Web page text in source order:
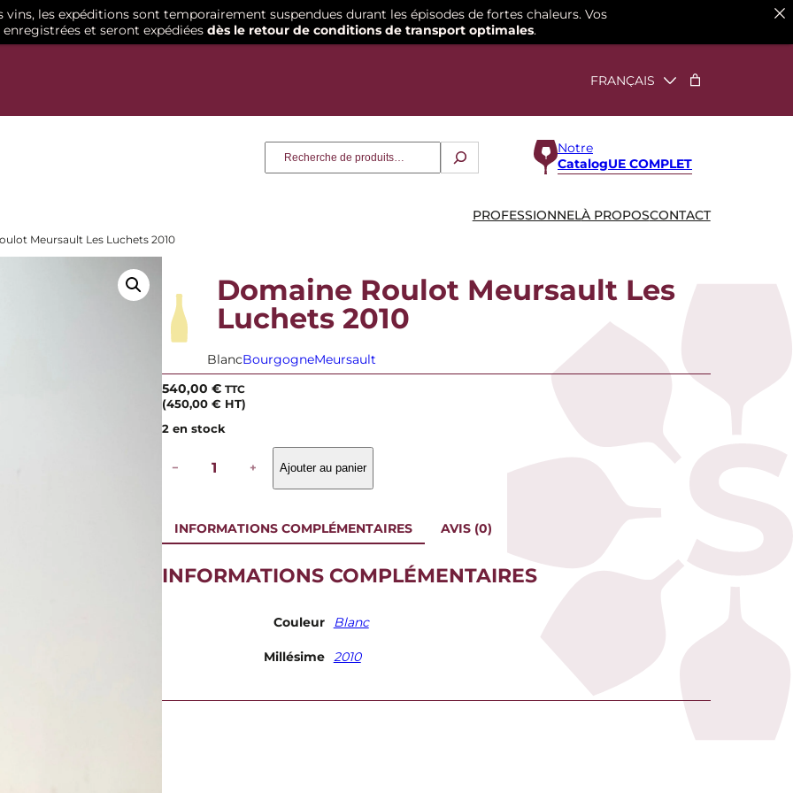
Notre
CatalogUE COMPLET
PROFESSIONNELÀ PROPOSCONTACT
Meursault Les Luchets 2010
Domaine Roulot Meursault Les
Luchets 2010
BlancBourgogneMeursault
540,00 € TTC
(450,00 €HT)
2 en stock
t
é
d
− + Ajouter au panier
INFORMATIONS COMPLÉMENTAIRES AVIS (0)
INFORMATIONS COMPLÉMENTAIRES
Couleur Blanc
Millésime 2010
les expéditions sont temporairement suspendues durant les épisodes de fortes chaleurs. Vos
et seront expédiées dès le retour de conditions de transport optimales.